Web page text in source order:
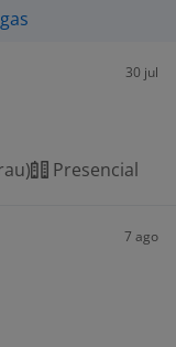
30 jul
Presencial
7 ago